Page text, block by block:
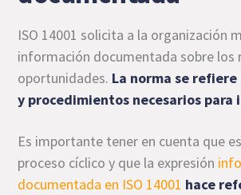
ISO 14001 solicita a la organización
información documentada sobre los
oportunidades. La norma se refiere
y procedimientos necesarios
Es importante tener en cuenta que
proceso cíclico y que la expresión
documentada en ISO 14001 hace